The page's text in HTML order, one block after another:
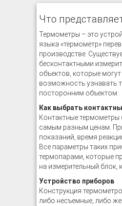
Что
Термометры – это
языка «термометр»
производстве.
бесконтактными
объектов, которые
возможность узнавать
посторонним объектом.
Как выбрать
Контактные
самым разным ценам.
показаний, время
Все параметры таких
термопарами, которые
на измерительный блок,
Устройство приборов
Конструкция
либо несъемные, либо